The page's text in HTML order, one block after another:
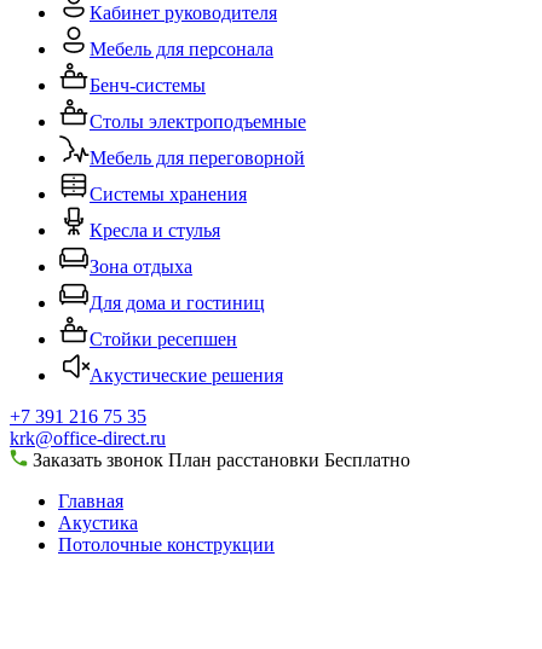
Кабинет руководителя
Мебель для персонала
Бенч-системы
Столы электроподъемные
Мебель для переговорной
Системы хранения
Кресла и стулья
Зона отдыха
Для дома и гостиниц
Стойки ресепшен
Акустические решения
+7 391 216 75 35
krk@office-direct.ru
Заказать звонок План расстановки Бесплатно
Главная
Акустика
Потолочные конструкции